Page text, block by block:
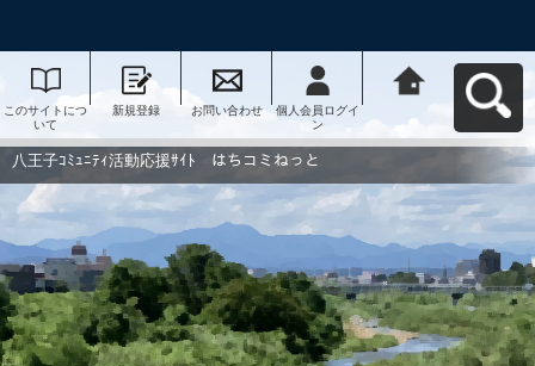
このサイトにつ
いて
新規登録 お問い合わせ
個人会員ログイ
ン
動応援ｻｲﾄ はち
コミねっとへ戻
八王子ｺﾐｭﾆﾃｨ活動応援ｻｲﾄ はちコミねっと